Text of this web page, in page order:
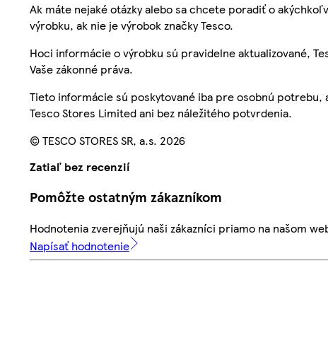
Ak máte nejaké otázky alebo sa chcete poradiť o
výrobku, ak nie je výrobok značky Tesco.
Hoci informácie o výrobku sú pravidelne aktualizované,
Vaše zákonné práva.
Tieto informácie sú poskytované iba pre osobnú
Tesco Stores Limited ani bez náležitého potvrdenia.
© TESCO STORES SR, a.s. 2026
Zatiaľ bez recenzií
Pomôžte ostatným zákazníkom
Hodnotenia zverejňujú naši zákazníci priamo na našom
Napísať hodnotenie